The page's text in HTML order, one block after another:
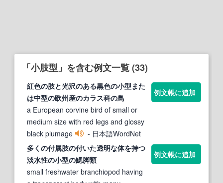
「小肢型」を含む例文一覧 (33)
紅色の肢と光沢のある黒色の小型 また
は中型の欧州産のカラス科の鳥
a European corvine bird of small or
medium size with red legs and glossy
black plumage
- 日本語WordNet
例文帳に追加
多くの付属肢の付いた透明な体を持つ
淡水性の小型の鰓脚類
small freshwater branchiopod having
例文帳に追加